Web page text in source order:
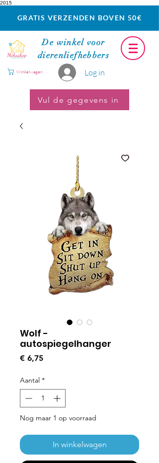
2015
GRATIS VERZENDEN BOVEN 50€
De winkel voor
dierenliefhebbers
Log in
Winkelwagen
Vul de gegevens in
Wolf -
autospiegelhanger
€ 6,75Prijs
Aantal *
Nog maar 1 op voorraad
In winkelwagen